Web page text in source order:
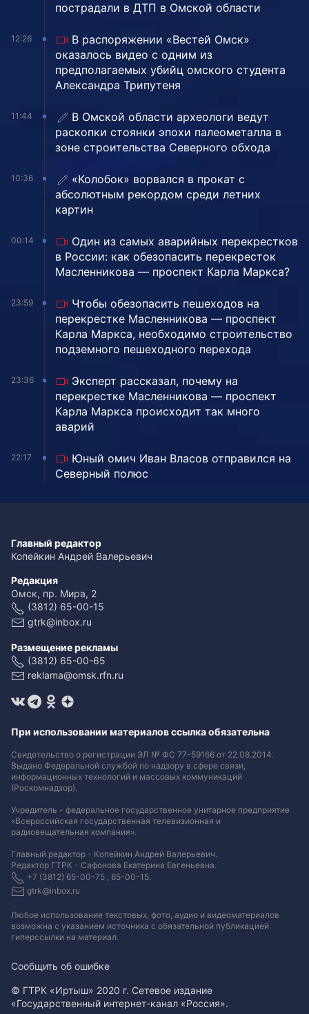
пострадали в ДТП в Омской области
12:26
В распоряжении «Вестей Омск»
оказалось видео с одним из
предполагаемых убийц омского студента
Александра Трипутеня
11:44
В Омской области археологи ведут
раскопки стоянки эпохи палеометалла в
зоне строительства Северного обхода
10:36
«Колобок» ворвался в прокат с
абсолютным рекордом среди летних
картин
00:14
Один из самых аварийных перекрестков
в России: как обезопасить перекресток
Масленникова — проспект Карла Маркса?
23:59
Чтобы обезопасить пешеходов на
перекрестке Масленникова — проспект
Карла Маркса, необходимо строительство
подземного пешеходного перехода
23:36
Эксперт рассказал, почему на
перекрестке Масленникова — проспект
Карла Маркса происходит так много
аварий
22:17
Юный омич Иван Власов отправился на
Северный полюс
Главный редактор
Копейкин Андрей Валерьевич
Редакция
Омск, пр. Мира, 2
(3812) 65-00-15
gtrk@inbox.ru
Размещение рекламы
(3812) 65-00-65
reklama@omsk.rfn.ru
При использовании материалов ссылка обязательна
Свидетельство о регистрации ЭЛ № ФС 77-59166 от 22.08.2014.
Выдано Федеральной службой по надзору в сфере связи,
информационных технологий и массовых коммуникаций
(Роскомнадзор).
Учредитель - федеральное государственное унитарное предприятие
«Всероссийская государственная телевизионная и
радиовещательная компания».
Главный редактор - Копейкин Андрей Валерьевич.
Редактор ГТРК - Сафонова Екатерина Евгеньевна.
+7 (3812) 65-00-75 , 65-00-15.
gtrk@inbox.ru
Любое использование текстовых, фото, аудио и видеоматериалов
возможна с указанием источника с обязательной публикацией
гиперссылки на материал.
Сообщить об ошибке
© ГТРК «Иртыш» 2020 г. Сетевое издание
«Государственный интернет-канал «Россия».